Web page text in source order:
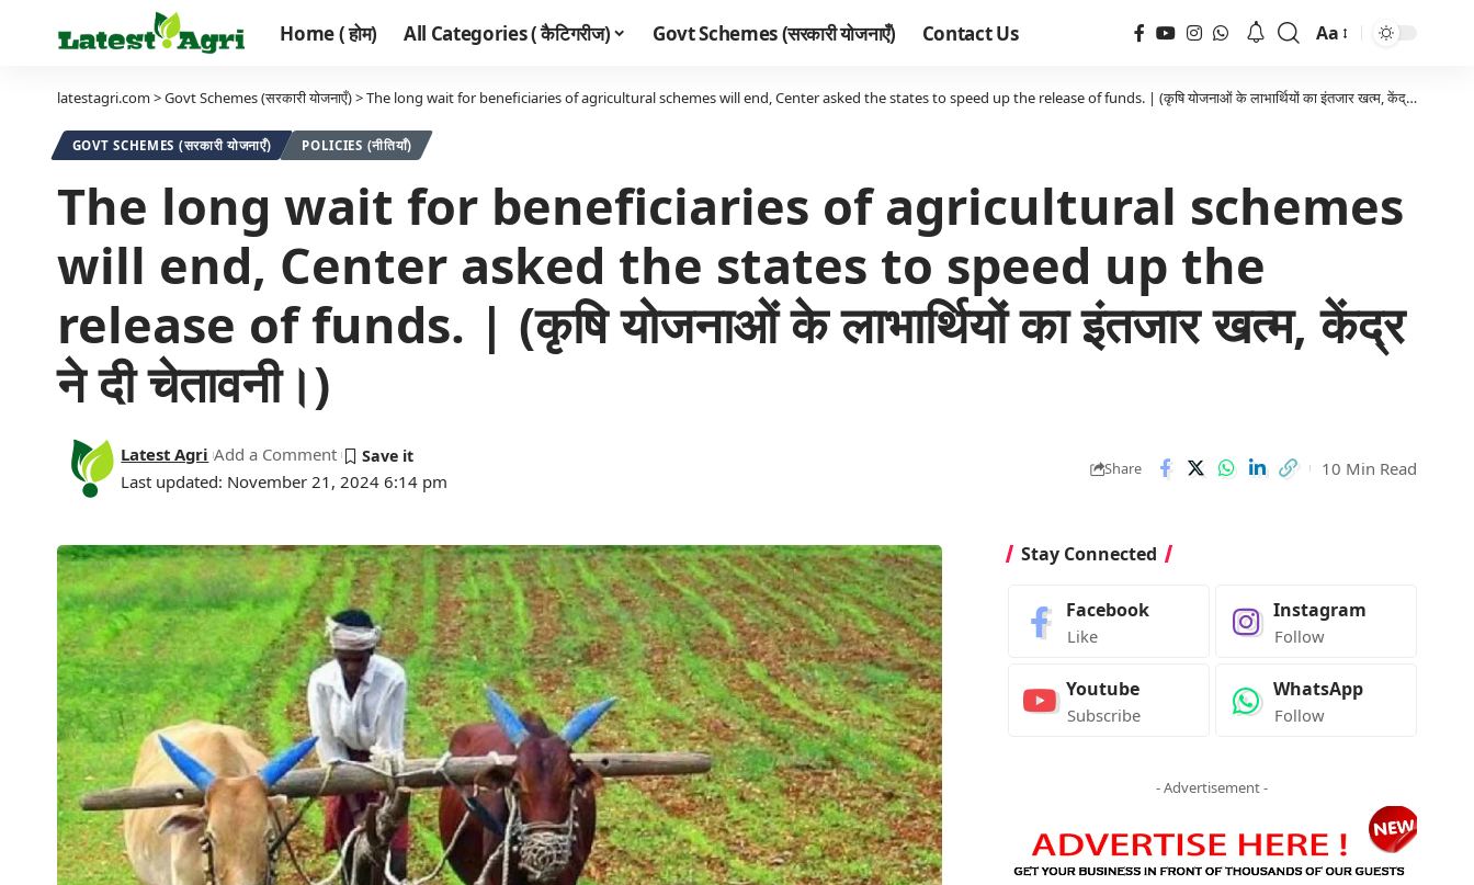
Home ( होम) All Categories ( कैटिगरीज) Govt Schemes (सरकारी योजनाएँ) Contact Us Aa
latestagri.com>Govt Schemes (सरकारी योजनाएँ)>The long wait for beneficiaries of agricultural schemes will end, Center asked the states to speed up the release of funds. | (कृषि योजनाओं के लाभार्थियों का इंतजार खत्म, केंद्र ने दी चेतावनी।)
GOVT SCHEMES (सरकारी योजनाएँ) POLICIES (नीतियाँ)
The long wait for beneficiaries of agricultural schemes
will end, Center asked the states to speed up the
release of funds. | (कृषि योजनाओं के लाभार्थियों का इंतजार खत्म, केंद्र
ने दी चेतावनी।)
Last updated: November 21, 2024 6:14 pm
Latest Agri Add a Comment
Share 10 Min Read
Stay Connected
Facebook
Like
Instagram
Follow
Youtube
Subscribe
WhatsApp
Follow
- Advertisement -